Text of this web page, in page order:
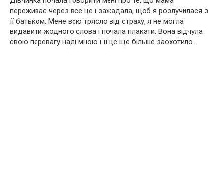
переживає через все це і зажадала, щоб я розлучилася з
її батьком. Мене всю трясло від страху, я не могла
видавити жодного слова і почала плакати. Вона відчула
свою перевагу наді мною і її це ще більше заохотило.